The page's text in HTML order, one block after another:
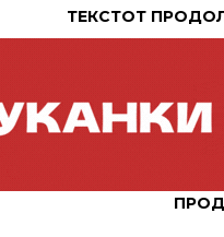
ТЕКСТОТ